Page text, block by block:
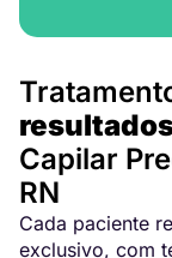
Capilar
RN
Cada paciente
exclusivo, com